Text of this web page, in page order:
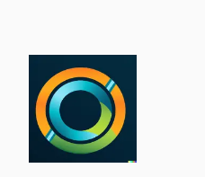
inhoud